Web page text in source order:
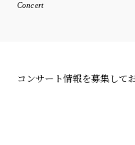
Concert
コンサート情報を募集して